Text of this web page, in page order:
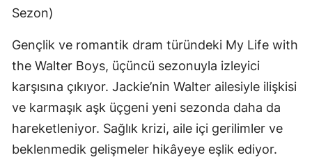
Sezon)
Gençlik ve romantik dram türündeki My Life with
the Walter Boys, üçüncü sezonuyla izleyici
karşısına çıkıyor. Jackie’nin Walter ailesiyle ilişkisi
ve karmaşık aşk üçgeni yeni sezonda daha da
hareketleniyor. Sağlık krizi, aile içi gerilimler ve
beklenmedik gelişmeler hikâyeye eşlik ediyor.